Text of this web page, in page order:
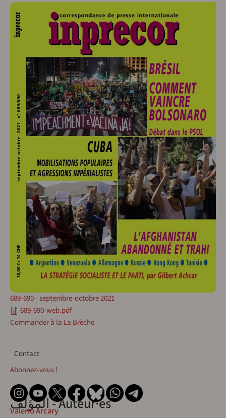
689-690 - septembre-octobre 2021
689-690-web.pdf
Commander à la La Brèche
Contact
Contact
Abonnez-vous !
المؤلف - Auteur·esValerio Arcary